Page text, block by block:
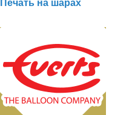
Печать на шарах